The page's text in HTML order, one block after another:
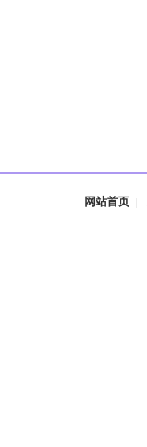
网站首页